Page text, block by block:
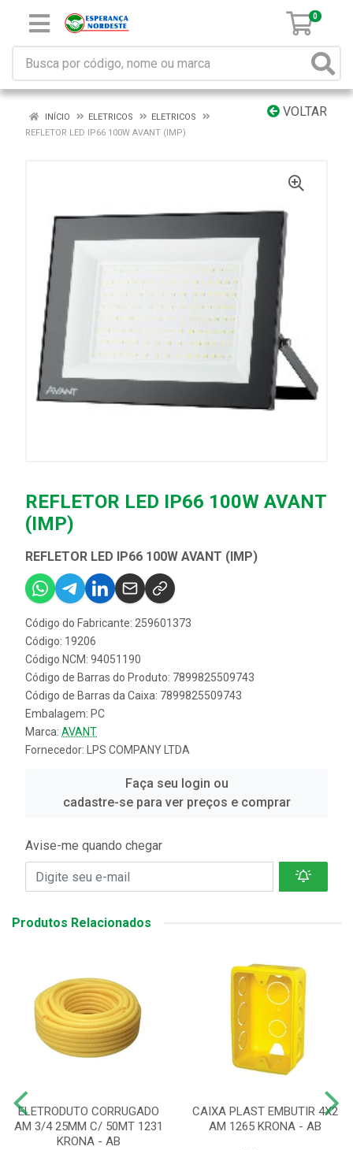
0
VOLTAR
INÍCIO ELETRICOS
ELETRICOS
REFLETOR LED IP66 100W AVANT (IMP)
REFLETOR LED IP66 100W AVANT
(IMP)
REFLETOR LED IP66 100W AVANT (IMP)
Código do Fabricante: 259601373
Código: 19206
Código NCM: 94051190
Código de Barras do Produto: 7899825509743
Código de Barras da Caixa: 7899825509743
Embalagem: PC
Marca: AVANT
Fornecedor:
LPS COMPANY LTDA
Faça seu login ou
cadastre-se para ver preços e comprar
Avise-me quando chegar
Produtos Relacionados
ELETRODUTO CORRUGADO
AM 3/4 25MM C/ 50MT 1231
KRONA - AB
CAIXA PLAST EMBUTIR 4X2
AM 1265 KRONA - AB